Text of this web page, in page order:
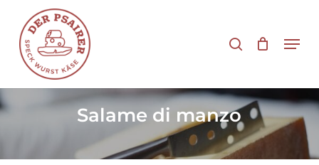
contenuto
principale
Salame di manzo